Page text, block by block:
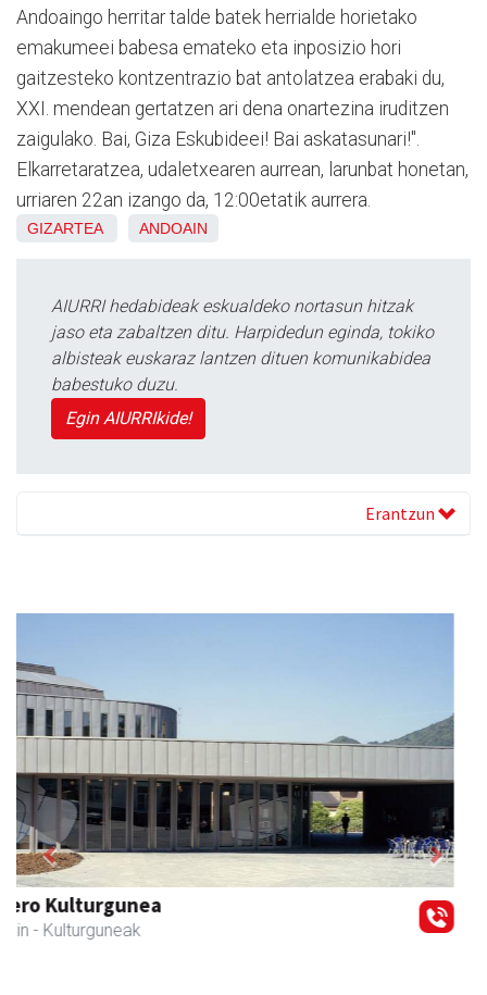
Andoaingo herritar talde batek herrialde horietako
emakumeei babesa emateko eta inposizio hori
gaitzesteko kontzentrazio bat antolatzea erabaki du,
XXI. mendean gertatzen ari dena onartezina iruditzen
zaigulako. Bai, Giza Eskubideei! Bai askatasunari!".
Elkarretaratzea, udaletxearen aurrean, larunbat honetan,
urriaren 22an izango da, 12:00etatik aurrera.
GIZARTEA ANDOAIN
AIURRI hedabideak eskualdeko nortasun hitzak
jaso eta zabaltzen ditu. Harpidedun eginda, tokiko
albisteak euskaraz lantzen dituen komunikabidea
babestuko duzu.
Egin AIURRIkide!
Erantzun
Coviran Karrika
Andoain - Janari-dendak
Previous Next